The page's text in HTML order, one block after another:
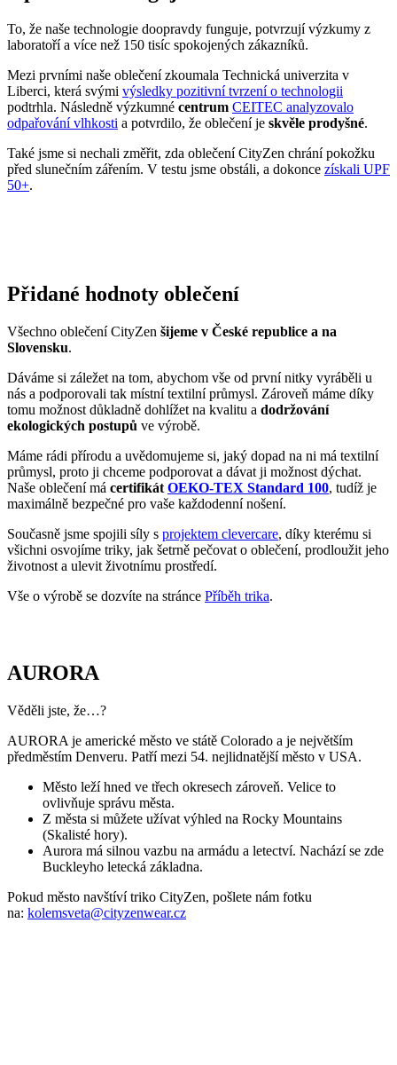
To, že naše technologie doopravdy funguje, potvrzují výzkumy z
laboratoří a více než 150 tisíc spokojených zákazníků.
Mezi prvními naše oblečení zkoumala Technická univerzita v
Liberci, která svými výsledky pozitivní tvrzení o technologii
podtrhla. Následně výzkumné centrum CEITEC analyzovalo
odpařování vlhkosti a potvrdilo, že oblečení je skvěle prodyšné.
Také jsme si nechali změřit, zda oblečení CityZen chrání pokožku
před slunečním zářením. V testu jsme obstáli, a dokonce získali UPF
50+.
Přidané hodnoty oblečení
Všechno oblečení CityZen šijeme v České republice a na
Slovensku.
Dáváme si záležet na tom, abychom vše od první nitky vyráběli u
nás a podporovali tak místní textilní průmysl. Zároveň máme díky
tomu možnost důkladně dohlížet na kvalitu a dodržování
ekologických postupů ve výrobě.
Máme rádi přírodu a uvědomujeme si, jaký dopad na ni má textilní
průmysl, proto ji chceme podporovat a dávat ji možnost dýchat.
Naše oblečení má certifikát OEKO-TEX Standard 100, tudíž je
maximálně bezpečné pro vaše každodenní nošení.
Současně jsme spojili síly s projektem clevercare, díky kterému si
všichni osvojíme triky, jak šetrně pečovat o oblečení, prodloužit jeho
životnost a ulevit životnímu prostředí.
Vše o výrobě se dozvíte na stránce Příběh trika.
AURORA
Věděli jste, že…?
AURORA je americké město ve státě Colorado a je největším
předměstím Denveru. Patří mezi 54. nejlidnatější město v USA.
Město leží hned ve třech okresech zároveň. Velice to
ovlivňuje správu města.
Z města si můžete užívat výhled na Rocky Mountains
(Skalisté hory).
Aurora má silnou vazbu na armádu a letectví. Nachází se zde
Buckleyho letecká základna.
Pokud město navštíví triko CityZen, pošlete nám fotku
na: kolemsveta@cityzenwear.cz